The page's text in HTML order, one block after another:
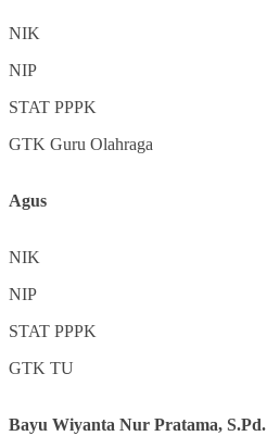
NIK
NIP
STAT PPPK
GTK Guru Olahraga
Agus
NIK
NIP
STAT PPPK
GTK TU
Bayu Wiyanta Nur Pratama, S.Pd.